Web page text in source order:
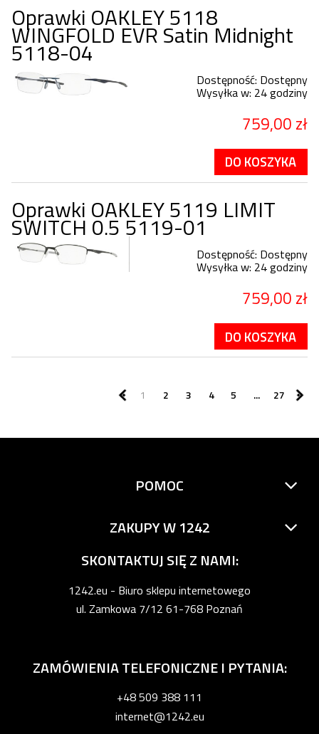
Oprawki OAKLEY 5118
WINGFOLD EVR Satin Midnight
5118-04
Dostępność: Dostępny
Wysyłka w: 24 godziny
759,00 zł
DO KOSZYKA
Oprawki OAKLEY 5119 LIMIT
SWITCH 0.5 5119-01
Dostępność: Dostępny
Wysyłka w: 24 godziny
759,00 zł
DO KOSZYKA
1 2 3 4 5 ... 27
POMOC
ZAKUPY W 1242
SKONTAKTUJ SIĘ Z NAMI:
1242.eu - Biuro sklepu internetowego
ul. Zamkowa 7/12 61-768 Poznań
ZAMÓWIENIA TELEFONICZNE I PYTANIA:
+48 509 388 111
internet@1242.eu